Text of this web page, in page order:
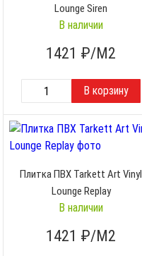
Lounge Siren
В наличии
1421 ₽/М2
Плитка ПВХ Tarkett Art Vinyl
Lounge Replay
В наличии
1421 ₽/М2